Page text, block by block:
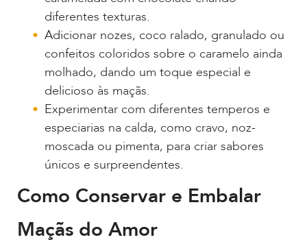
diferentes texturas.
Adicionar nozes, coco ralado, granulado ou
confeitos coloridos sobre o caramelo ainda
molhado, dando um toque especial e
delicioso às maçãs.
Experimentar com diferentes temperos e
especiarias na calda, como cravo, noz-
moscada ou pimenta, para criar sabores
únicos e surpreendentes.
Como Conservar e Embalar
Maçãs do Amor